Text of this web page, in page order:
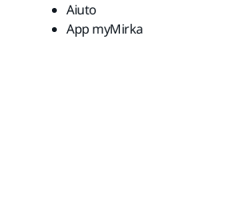
Aiuto
App myMirka